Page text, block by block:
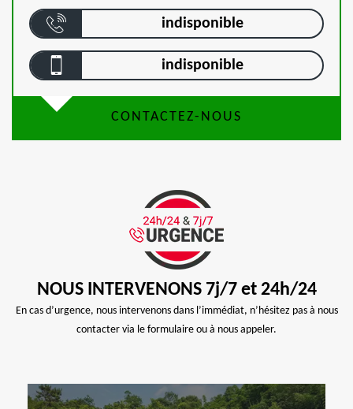
indisponible
indisponible
CONTACTEZ-NOUS
NOUS INTERVENONS 7j/7 et 24h/24
En cas d’urgence, nous intervenons dans l’immédiat, n’hésitez pas à nous
contacter via le formulaire ou à nous appeler.